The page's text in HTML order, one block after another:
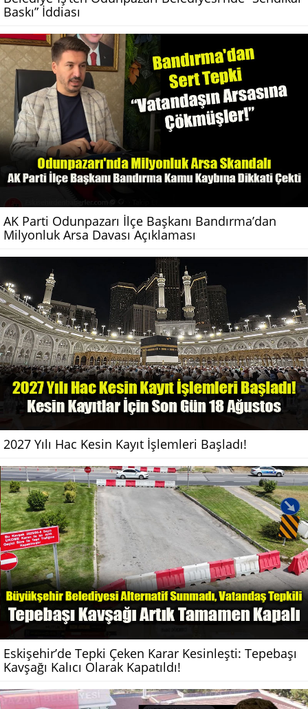
Baskı” İddiası
AK Parti Odunpazarı İlçe Başkanı Bandırma’dan
Milyonluk Arsa Davası Açıklaması
2027 Yılı Hac Kesin Kayıt İşlemleri Başladı!
Eskişehir’de Tepki Çeken Karar Kesinleşti: Tepebaşı
Kavşağı Kalıcı Olarak Kapatıldı!